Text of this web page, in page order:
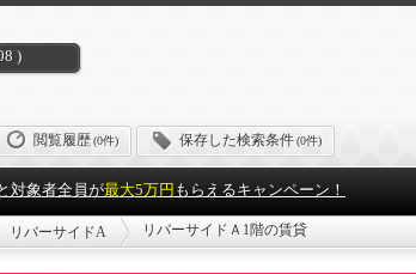
)
閲覧履歴(0件) 保存した検索条件(0件)
対象者全員が最大5万円 もらえるキャンペーン！
リバーサイドA リバーサイドＡ1階の賃貸